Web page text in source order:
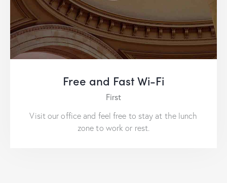
Free and Fast Wi-Fi
First
Visit our office and feel free to stay at the lunch
zone to work or rest.